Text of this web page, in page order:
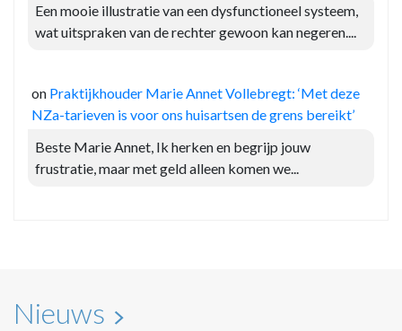
Een mooie illustratie van een dysfunctioneel systeem,
wat uitspraken van de rechter gewoon kan negeren....
on Praktijkhouder Marie Annet Vollebregt: ‘Met deze
NZa-tarieven is voor ons huisartsen de grens bereikt’
Beste Marie Annet, Ik herken en begrijp jouw
frustratie, maar met geld alleen komen we...
Nieuws